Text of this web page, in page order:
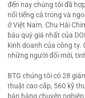
đến nay chúng tôi đã
nổi tiếng cả trong và
ở Việt Nam. Chu Hải
báu quý giá nhất của
kinh doanh của công ty.
những người đổi mới,
BTG chúng tôi có 28
thuật cao cấp, 560 kỹ
bán hàng chuyên